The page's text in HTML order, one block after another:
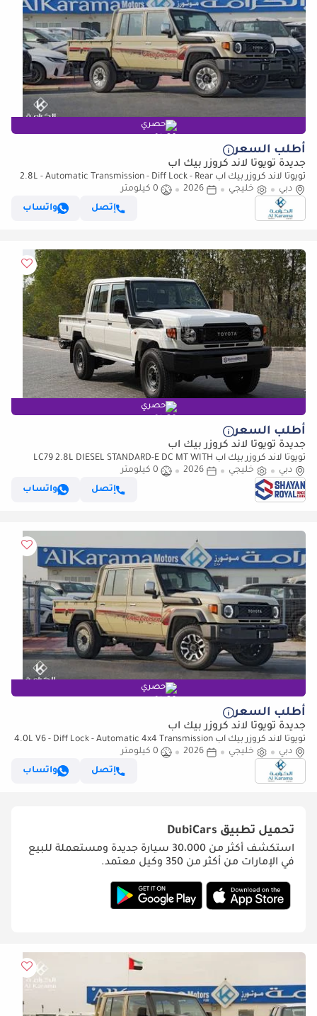
حصري
أطلب السعر
جديدة تويوتا لاند كروزر بيك آب
تويوتا لاند كروزر بيك آب 2.8L - Automatic Transmission - Diff Lock - Rear
Camera - Cool Box - Diff Lock - Cruise Control
دبي خليجي 2026
0 كيلومتر
إتصل
واتساب
حصري
أطلب السعر
جديدة تويوتا لاند كروزر بيك آب
تويوتا لاند كروزر بيك آب LC79 2.8L DIESEL STANDARD-E DC MT WITH
DIFF-LOCK 2026MY
دبي خليجي 2026
0 كيلومتر
إتصل
واتساب
حصري
أطلب السعر
جديدة تويوتا لاند كروزر بيك آب
تويوتا لاند كروزر بيك آب 4.0L V6 - Diff Lock - Automatic 4x4 Transmission
- Rear Camera - Leather Seats - Cool Box
دبي خليجي 2026
0 كيلومتر
إتصل
واتساب
تحميل تطبيق DubiCars
استكشف أكثر من 30،000 سيارة جديدة ومستعملة للبيع
في الإمارات من أكثر من 350 وكيل معتمد.